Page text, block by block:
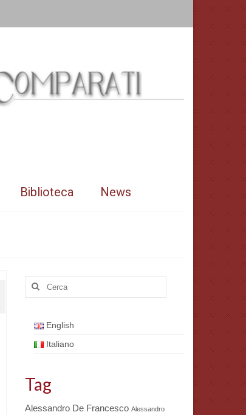
Biblioteca News
Cerca:
English
Italiano
Tag
Alessandro De Francesco Alessandro